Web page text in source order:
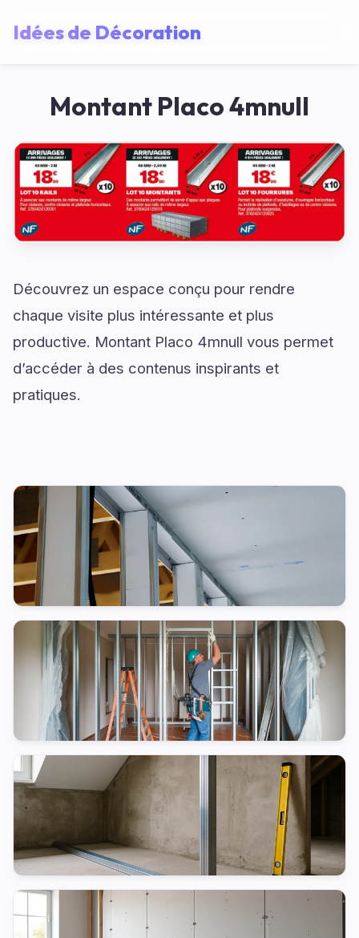
Idées de Décoration
Montant Placo 4mnull
Découvrez un espace conçu pour rendre
chaque visite plus intéressante et plus
productive. Montant Placo 4mnull vous permet
d’accéder à des contenus inspirants et
pratiques.